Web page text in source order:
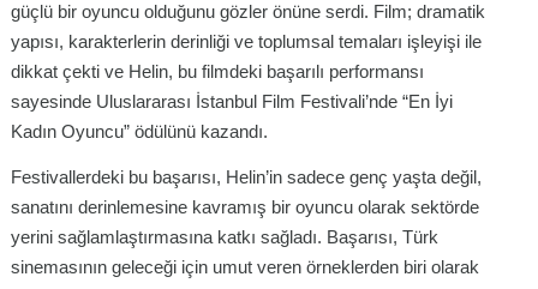
güçlü bir oyuncu olduğunu gözler önüne serdi. Film; dramatik
yapısı, karakterlerin derinliği ve toplumsal temaları işleyişi ile
dikkat çekti ve Helin, bu filmdeki başarılı performansı
sayesinde Uluslararası İstanbul Film Festivali’nde “En İyi
Kadın Oyuncu” ödülünü kazandı.
Festivallerdeki bu başarısı, Helin’in sadece genç yaşta değil,
sanatını derinlemesine kavramış bir oyuncu olarak sektörde
yerini sağlamlaştırmasına katkı sağladı. Başarısı, Türk
sinemasının geleceği için umut veren örneklerden biri olarak